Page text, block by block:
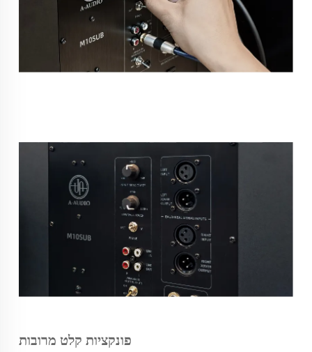
פונקציות קלט מרובות